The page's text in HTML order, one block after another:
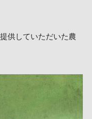
供していただいた農